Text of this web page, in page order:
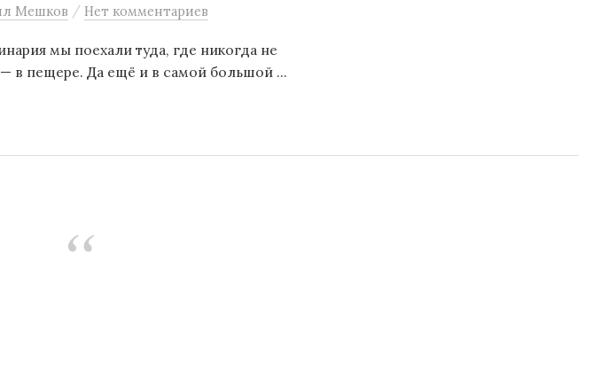
Мешков / Нет комментариев
мы поехали туда, где никогда не
в пещере. Да ещё и в самой большой ...